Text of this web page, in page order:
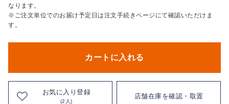
なります。
※ご注文単位でのお届け予定日は注文手続きページにて確認いただけま
す。
カートに入れる
お気に入り登録
(2人)
店舗在庫を確認・取置